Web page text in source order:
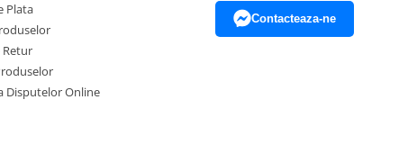
Plata
Retur
Disputelor Online
Contacteaza-ne